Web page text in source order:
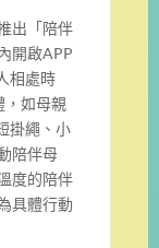
出「陪伴
開啟APP
相處時
，如母親
掛繩、小
陪伴母
度的陪伴
具體行動